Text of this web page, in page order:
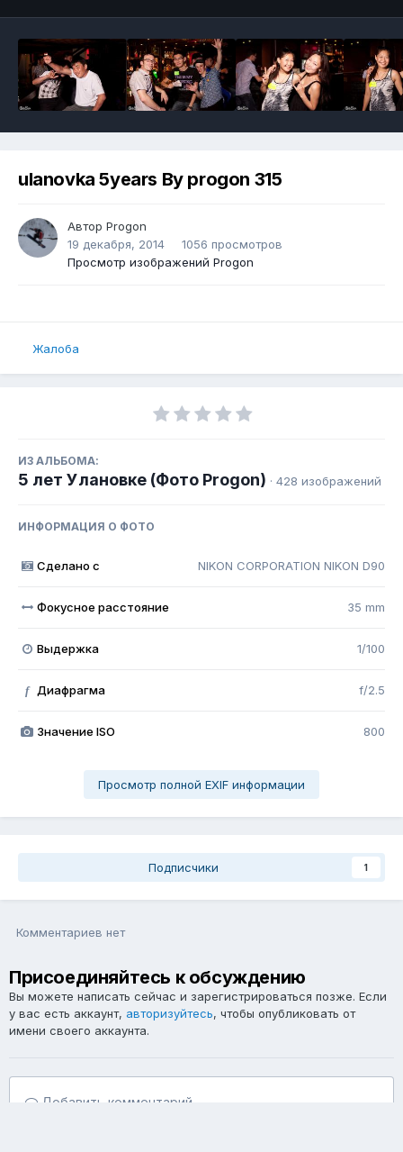
ulanovka 5years By progon 315
Автор Progon
19 декабря, 2014
1056 просмотров
Просмотр изображений Progon
Жалоба
ИЗ АЛЬБОМА:
5 лет Улановке (Фото Progon) · 428 изображений
ИНФОРМАЦИЯ О ФОТО
Сделано с NIKON CORPORATION NIKON D90
Фокусное расстояние 35 mm
Выдержка 1/100
f Диафрагма f/2.5
Значение ISO 800
Просмотр полной EXIF информации
Подписчики 1
Комментариев нет
Присоединяйтесь к обсуждению
Вы можете написать сейчас и зарегистрироваться позже. Если
у вас есть аккаунт, авторизуйтесь, чтобы опубликовать от
имени своего аккаунта.
Добавить комментарий...